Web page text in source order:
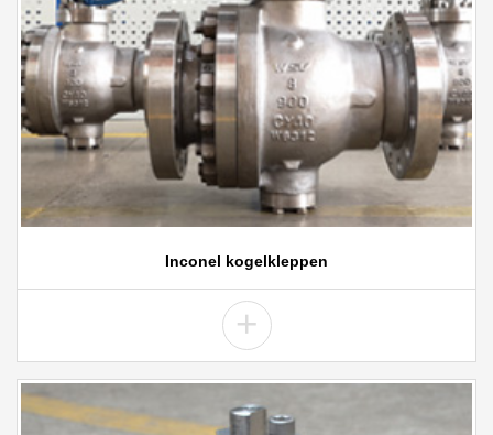
Inconel kogelkleppen
+